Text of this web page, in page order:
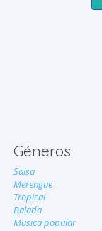
Géneros
Salsa
Merengue
Tropical
Balada
Musica popular